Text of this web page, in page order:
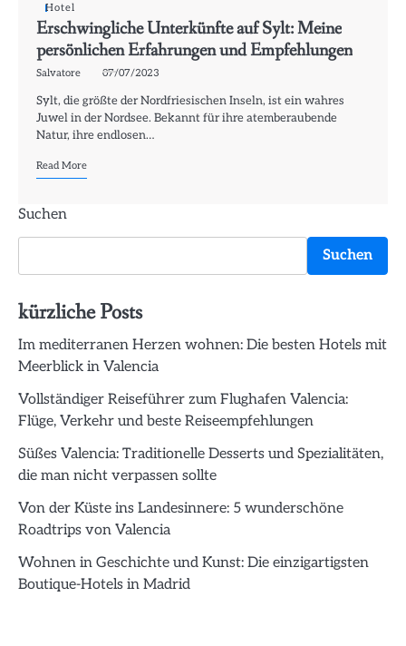
Hotel
Erschwingliche Unterkünfte auf Sylt: Meine
persönlichen Erfahrungen und Empfehlungen
Salvatore 07/07/2023
Sylt, die größte der Nordfriesischen Inseln, ist ein wahres
Juwel in der Nordsee. Bekannt für ihre atemberaubende
Natur, ihre endlosen…
Read More
Suchen
Suchen
kürzliche Posts
Im mediterranen Herzen wohnen: Die besten Hotels mit
Meerblick in Valencia
Vollständiger Reiseführer zum Flughafen Valencia:
Flüge, Verkehr und beste Reiseempfehlungen
Süßes Valencia: Traditionelle Desserts und Spezialitäten,
die man nicht verpassen sollte
Von der Küste ins Landesinnere: 5 wunderschöne
Roadtrips von Valencia
Wohnen in Geschichte und Kunst: Die einzigartigsten
Boutique-Hotels in Madrid